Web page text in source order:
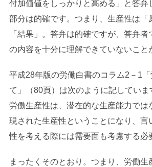
付加価値をしっかりと高める」と答弁
部分は的確です。つまり、生産性は「
「結果」。答弁は的確ですが、答弁
の内容を十分に理解できていないこと
平成28年版の労働白書のコラム2－1
て」（80頁）は次のように記してい
労働生産性は、潜在的な生産能力では
現された生産性ということになり、言
性を考える際には需要面も考慮する必
まったくそのとおり。つまり、労働生